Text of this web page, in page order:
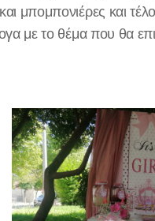
μπομπονιέρες και
με το θέμα που θα